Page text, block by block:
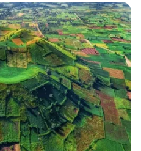
phù hợp với những ai
hợp lý và dịch vụ chu
biến với giá cả phải
có nhiều chương trình
trình nối chuyến qua
thác linh hoạt, phù hợp
máy bay tiết kiệm.